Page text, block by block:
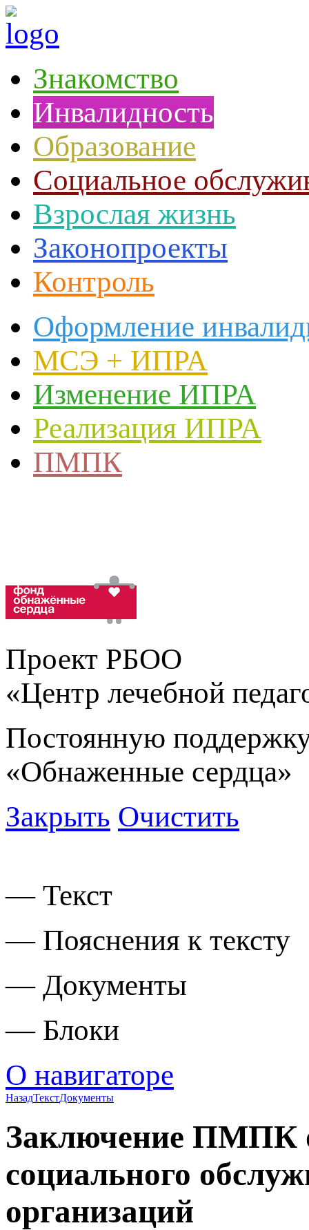
Знакомство
Инвалидность
Образование
Социальное
Взрослая жизнь
Законопроекты
Контроль
Оформление
МСЭ + ИПРА
Изменение ИПРА
Реализация ИПРА
ПМПК
Проект РБОО
«Центр лечебной
Постоянную
«Обнаженные сердца»
Закрыть Очистить
— Текст
— Пояснения к тексту
— Документы
— Блоки
О навигаторе
НазадТекстДокументы
Заключение ПМПК о
социального
организаций